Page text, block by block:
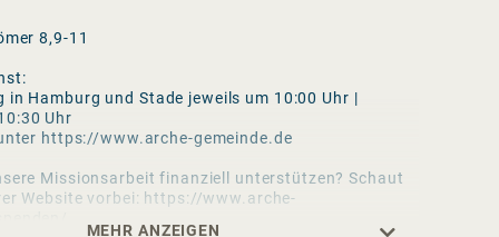
8,9-11
in Hamburg und Stade jeweils um 10:00 Uhr |
Uhr
https://www.arche-gemeinde.de
Missionsarbeit finanziell unterstützen? Schaut
Website vorbei: https://www.arche-